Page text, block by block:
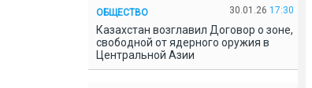
ОБЩЕСТВО 30.01.26 17:30
Казахстан возглавил Договор о зоне,
свободной от ядерного оружия в
Центральной Азии